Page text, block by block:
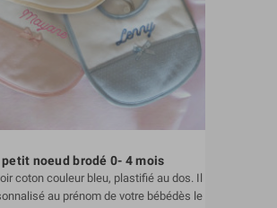
noeud brodé 0- 4 mois
coton couleur bleu, plastifié au dos. Il
au prénom de votre bébédès le